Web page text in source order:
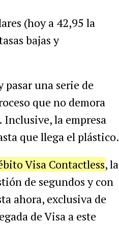
(hoy a 42,95 la
bajas y
pasar una serie de
que no demora
la empresa
que llega el plástico.
Visa Contactless, la
de segundos y con
ahora, exclusiva de
de Visa a este